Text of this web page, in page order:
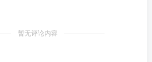
暂无评论内容